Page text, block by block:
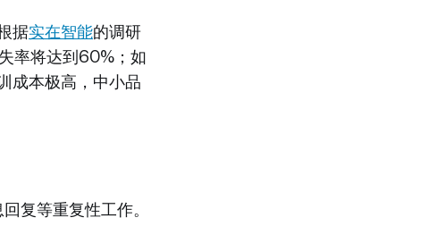
据实在智能的调研
率将达到60%；如
成本极高，中小品
复等重复性工作。